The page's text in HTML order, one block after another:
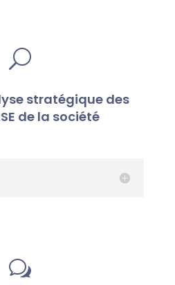
U
stratégique des
de la société
w